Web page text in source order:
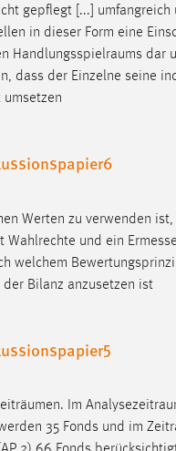
gepflegt [...] umfangreich
in dieser Form eine
Handlungsspielraums dar
dass der Einzelne seine
umsetzen
Werten zu verwenden
Wahlrechte und ein
welchem
Bilanz anzusetzen ist
Im
35 Fonds und im
Limited
Pixel